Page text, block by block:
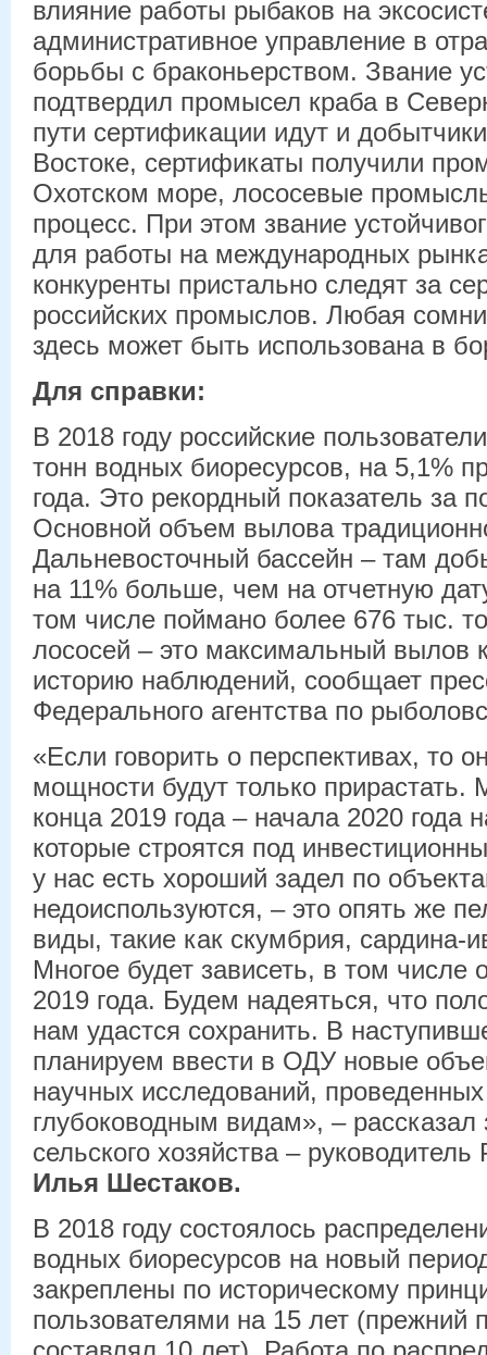
влияние работы рыбаков на
административное управление в
борьбы с браконьерством. Звание
подтвердил промысел краба в
пути сертификации идут и
Востоке, сертификаты получили
Охотском море, лососевые
процесс. При этом звание
для работы на международных
конкуренты пристально следят за
российских промыслов. Любая
здесь может быть использована в
Для справки:
В 2018 году российские
тонн водных биоресурсов, на 5,1%
года. Это рекордный показатель за
Основной объем вылова
Дальневосточный бассейн – там
на 11% больше, чем на отчетную
том числе поймано более 676 тыс.
лососей – это максимальный вылов
историю наблюдений, сообщает
Федерального агентства по
«Если говорить о перспективах, то
мощности будут только
конца 2019 года – начала 2020 года
которые строятся под
у нас есть хороший задел по
недоиспользуются, – это опять же
виды, такие как скумбрия, сардина-
Многое будет зависеть, в том числе
2019 года. Будем надеяться, что
нам удастся сохранить. В
планируем ввести в ОДУ новые
научных исследований,
глубоководным видам», – рассказал
сельского хозяйства –
Илья Шестаков.
В 2018 году состоялось
водных биоресурсов на новый
закреплены по историческому
пользователями на 15 лет (прежний